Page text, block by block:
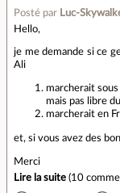
Posté par Luc-
Hello,
je me demande si ce
Ali
marcherait sous
mais pas libre
marcherait en
et, si vous avez des
Merci
Lire la suite (10